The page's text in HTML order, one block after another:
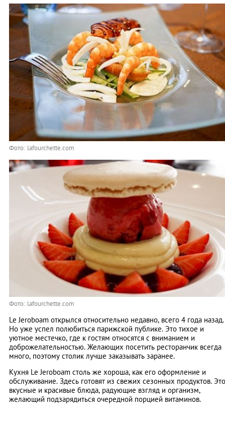
Фото: lafourchette.com
Фото: lafourchette.com
Le Jeroboam открылся относительно недавно, всего 4 года назад.
Но уже успел полюбиться парижской публике. Это тихое и
уютное местечко, где к гостям относятся с вниманием и
доброжелательностью. Желающих посетить ресторанчик всегда
много, поэтому столик лучше заказывать заранее.
Кухня Le Jeroboam столь же хороша, как его оформление и
обслуживание. Здесь готовят из свежих сезонных продуктов. Это
вкусные и красивые блюда, радующие взгляд и организм,
желающий подзарядиться очередной порцией витаминов.